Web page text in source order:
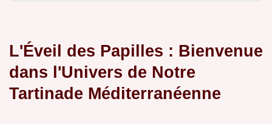
L'Éveil des Papilles : Bienvenue
dans l'Univers de Notre
Tartinade Méditerranéenne